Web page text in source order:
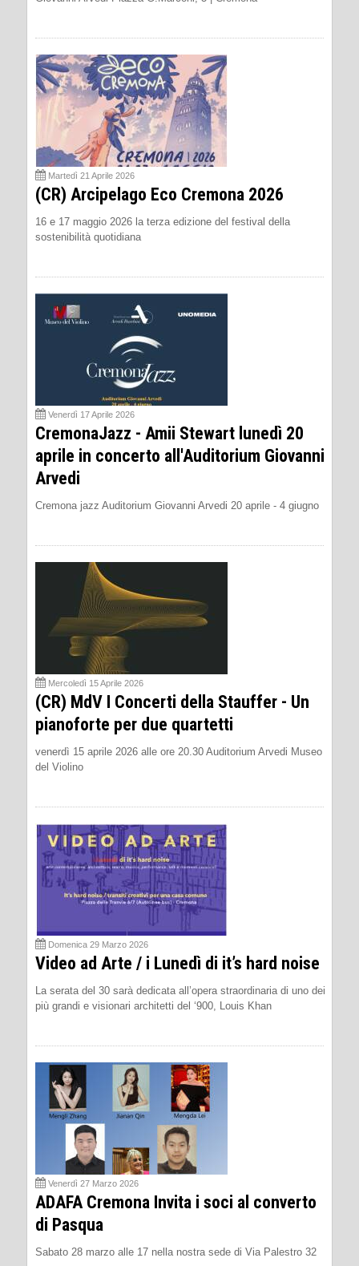
Martedì 21 Aprile 2026
(CR) Arcipelago Eco Cremona 2026
16 e 17 maggio 2026 la terza edizione del festival della
sostenibilità quotidiana
Venerdì 17 Aprile 2026
CremonaJazz - Amii Stewart lunedì 20
aprile in concerto all'Auditorium Giovanni
Arvedi
Cremona jazz Auditorium Giovanni Arvedi 20 aprile - 4 giugno
Mercoledì 15 Aprile 2026
(CR) MdV I Concerti della Stauffer - Un
pianoforte per due quartetti
venerdì 15 aprile 2026 alle ore 20.30 Auditorium Arvedi Museo
del Violino
Domenica 29 Marzo 2026
Video ad Arte / i Lunedì di it’s hard noise
La serata del 30 sarà dedicata all’opera straordinaria di uno dei
più grandi e visionari architetti del ‘900, Louis Khan
Venerdì 27 Marzo 2026
ADAFA Cremona Invita i soci al converto
di Pasqua
Sabato 28 marzo alle 17 nella nostra sede di Via Palestro 32